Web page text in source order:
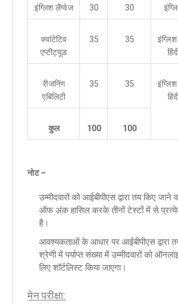
इंग्लिश लैंग्वेज 30 30
क्वांटेटिव
एप्टीट्यूड
35 35
रीजनिंग
एबिलिटी
35 35
कुल 100 100
नोट –
उम्मीदवारों को आईबीपीएस द्वारा तय किए
ऑफ अंक हासिल करके तीनों टेस्टों में से प्रत्येक
है।
आवश्यकताओं के आधार पर आईबीपीएस द्वारा
श्रेणी में पर्याप्त संख्या में उम्मीदवारों को
लिए शॉर्टलिस्ट किया जाएगा।
मेन परीक्षा: